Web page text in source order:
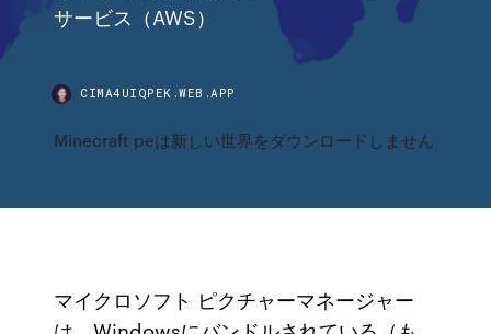
サービス（AWS）
CIMA4UIQPEK.WEB.APP
Minecraft peは新しい世界をダウンロードしません
マイクロソフト ピクチャーマネージャー